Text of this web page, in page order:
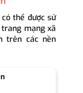
thể được sử
mạng xã
trên các nền